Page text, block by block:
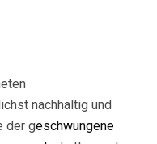
nachhaltig und
der geschwungene